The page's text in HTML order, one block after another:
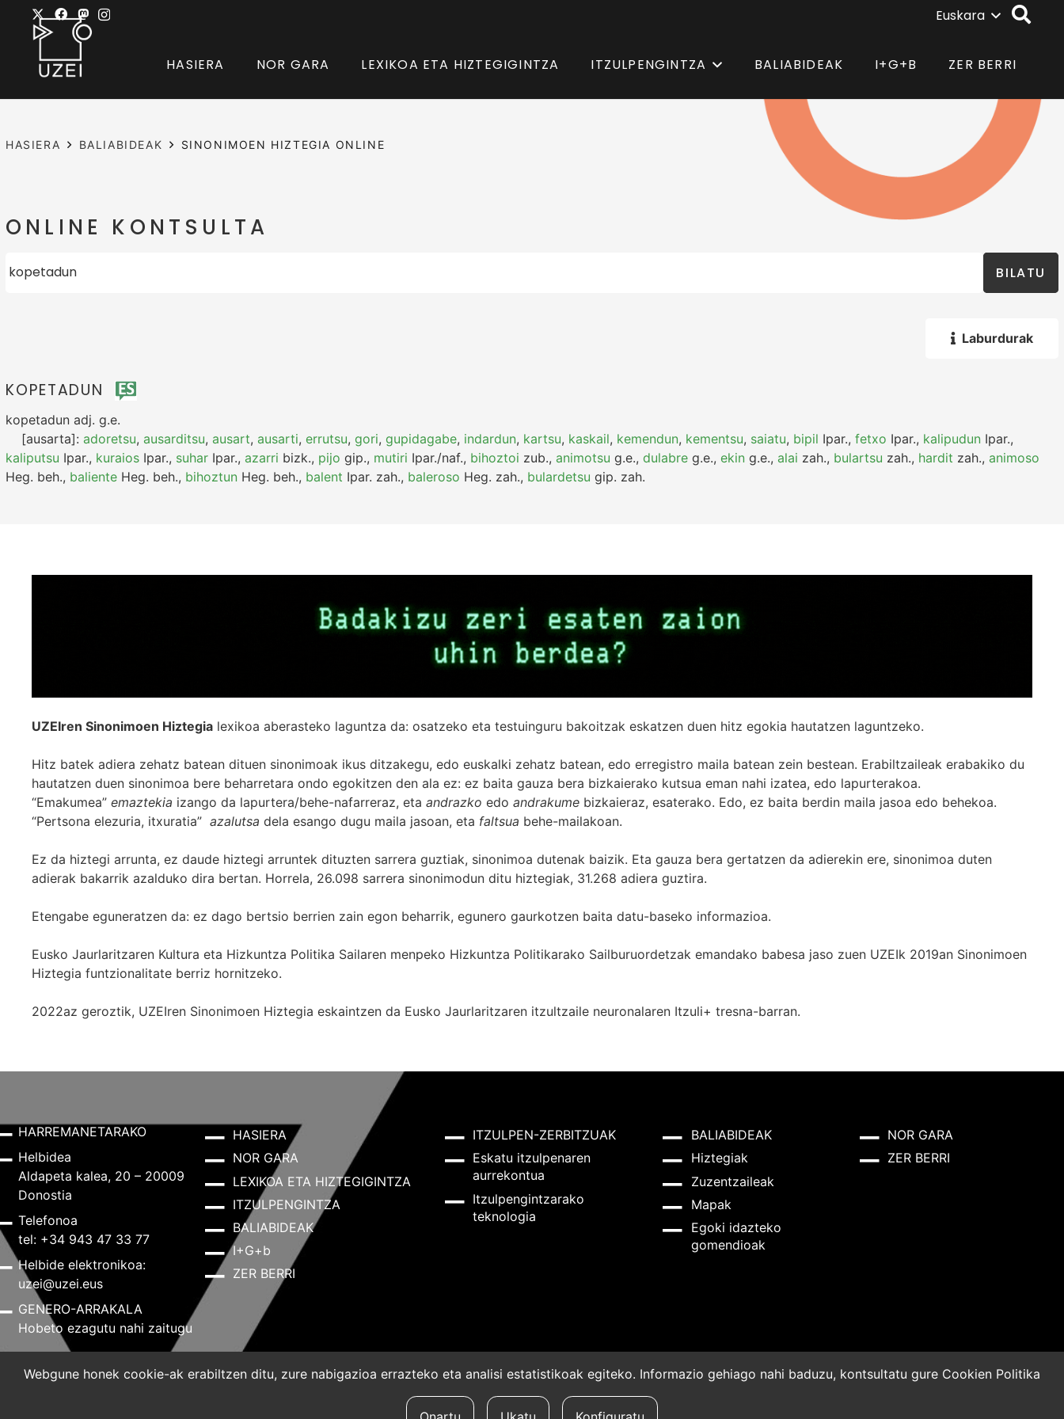
Euskara
HASIERA NOR GARA LEXIKOA ETA HIZTEGIGINTZA ITZULPENGINTZA BALIABIDEAK I+G+B ZER BERRI
HASIERA BALIABIDEAK SINONIMOEN HIZTEGIA ONLINE
ONLINE KONTSULTA
BILATU
Laburdurak
KOPETADUN
kopetadun adj. g.e.
[ausarta]: adoretsu, ausarditsu, ausart, ausarti, errutsu, gori, gupidagabe, indardun, kartsu, kaskail, kemendun, kementsu, saiatu, bipil Ipar., fetxo Ipar., kalipudun Ipar.,
kaliputsu Ipar., kuraios Ipar., suhar Ipar., azarri bizk., pijo gip., mutiri Ipar./naf., bihoztoi zub., animotsu g.e., dulabre g.e., ekin g.e., alai zah., bulartsu zah., hardit zah., animoso
Heg. beh., baliente Heg. beh., bihoztun Heg. beh., balent Ipar. zah., baleroso Heg. zah., bulardetsu gip. zah.
UZEIren Sinonimoen Hiztegia lexikoa aberasteko laguntza da: osatzeko eta testuinguru bakoitzak eskatzen duen hitz egokia hautatzen laguntzeko.
Hitz batek adiera zehatz batean dituen sinonimoak ikus ditzakegu, edo euskalki zehatz batean, edo erregistro maila batean zein bestean. Erabiltzaileak erabakiko du
hautatzen duen sinonimoa bere beharretara ondo egokitzen den ala ez: ez baita gauza bera bizkaierako kutsua eman nahi izatea, edo lapurterakoa.
“Emakumea” emaztekia izango da lapurtera/behe-nafarreraz, eta andrazko edo andrakume bizkaieraz, esaterako. Edo, ez baita berdin maila jasoa edo behekoa.
“Pertsona elezuria, itxuratia” azalutsa dela esango dugu maila jasoan, eta faltsua behe-mailakoan.
Ez da hiztegi arrunta, ez daude hiztegi arruntek dituzten sarrera guztiak, sinonimoa dutenak baizik. Eta gauza bera gertatzen da adierekin ere, sinonimoa duten
adierak bakarrik azalduko dira bertan. Horrela, 26.098 sarrera sinonimodun ditu hiztegiak, 31.268 adiera guztira.
Etengabe eguneratzen da: ez dago bertsio berrien zain egon beharrik, egunero gaurkotzen baita datu-baseko informazioa.
Eusko Jaurlaritzaren Kultura eta Hizkuntza Politika Sailaren menpeko Hizkuntza Politikarako Sailburuordetzak emandako babesa jaso zuen UZEIk 2019an Sinonimoen
Hiztegia funtzionalitate berriz hornitzeko.
2022az geroztik, UZEIren Sinonimoen Hiztegia eskaintzen da Eusko Jaurlaritzaren itzultzaile neuronalaren Itzuli+ tresna-barran.
HARREMANETARAKO
Helbidea
Aldapeta kalea, 20 – 20009
Donostia
Telefonoa
tel: +34 943 47 33 77
Helbide elektronikoa:
uzei@uzei.eus
GENERO-ARRAKALA
Hobeto ezagutu nahi zaitugu
HASIERA
NOR GARA
LEXIKOA ETA HIZTEGIGINTZA
ITZULPENGINTZA
BALIABIDEAK
I+G+b
ZER BERRI
ITZULPEN-ZERBITZUAK
Eskatu itzulpenaren
aurrekontua
Itzulpengintzarako
teknologia
BALIABIDEAK
Hiztegiak
Zuzentzaileak
Mapak
Egoki idazteko
gomendioak
NOR GARA
ZER BERRI
Lege-oharra Cookie-politika
Webgune honek cookie-ak erabiltzen ditu, zure nabigazioa errazteko eta analisi estatistikoak egiteko. Informazio gehiago nahi baduzu, kontsultatu gure Cookien Politika